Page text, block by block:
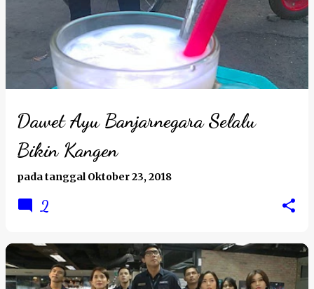
Dawet Ayu Banjarnegara Selalu
Bikin Kangen
pada tanggalOktober 23, 2018
2